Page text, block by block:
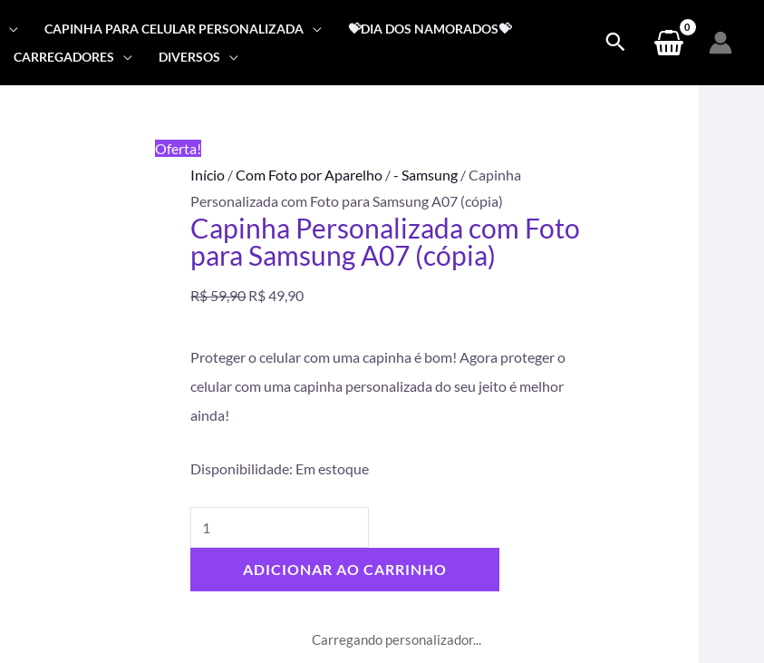
CAPINHA PARA CELULAR PERSONALIZADA
💝DIA DOS NAMORADOS💝
CARREGADORES DIVERSOS
Oferta!
Início /Com Foto por Aparelho /- Samsung / Capinha
Personalizada com Foto para Samsung A07 (cópia)
Capinha Personalizada com Foto
para Samsung A07 (cópia)
R$59,90
era:
R$ 59,90.
R$49,90
é:
R$ 49,90.
Proteger o celular com uma capinha é bom! Agora proteger o
celular com uma capinha personalizada do seu jeito é melhor
ainda!
Disponibilidade: Em estoque
Foto
para
Samsung
A07
(cópia)
ADICIONAR AO CARRINHO
Carregando personalizador...